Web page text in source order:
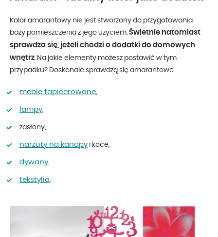
Kolor amarantowy nie jest stworzony do przygotowania
bazy pomieszczenia z jego użyciem. Świetnie natomiast
sprawdza się, jeżeli chodzi o dodatki do domowych
wnętrz . Na jakie elementy możesz postawić w tym
przypadku? Doskonale sprawdzą się amarantowe:
meble tapicerowane
lampy,
zasłony,
narzuty na kanapyi koce,
dywany,
tekstylia